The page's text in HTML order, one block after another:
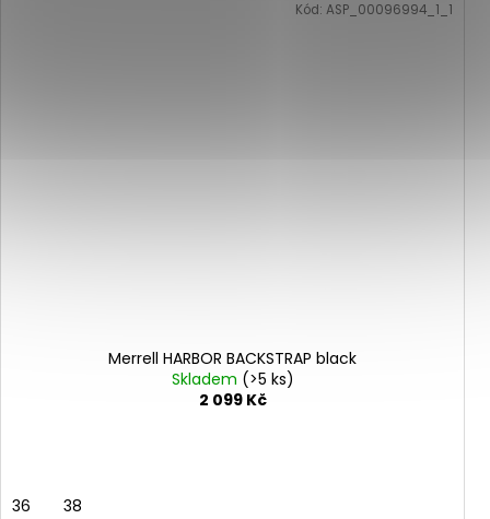
Merrell HARBOR BACKSTRAP black
Skladem (>5 ks)
2 099 Kč
36 38
Kód: ASP_00096994_1_1